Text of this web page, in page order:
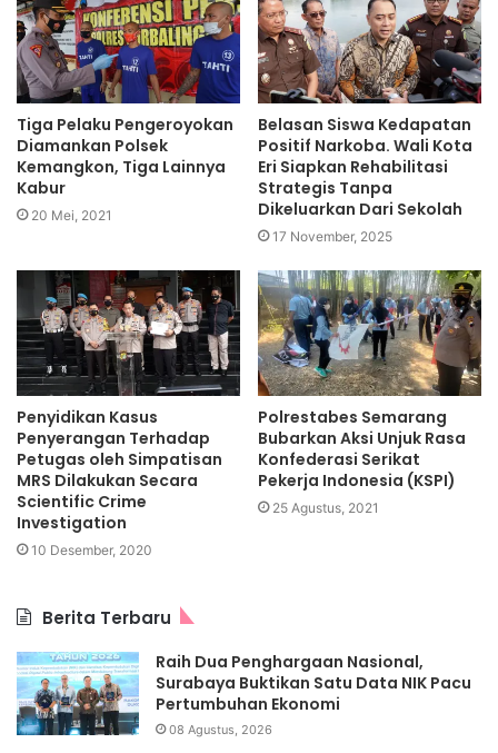
Tiga Pelaku Pengeroyokan
Diamankan Polsek
Kemangkon, Tiga Lainnya
Kabur
20 Mei, 2021
Belasan Siswa Kedapatan
Positif Narkoba. Wali Kota
Eri Siapkan Rehabilitasi
Strategis Tanpa
Dikeluarkan Dari Sekolah
17 November, 2025
Penyidikan Kasus
Penyerangan Terhadap
Petugas oleh Simpatisan
MRS Dilakukan Secara
Scientific Crime
Investigation
10 Desember, 2020
Polrestabes Semarang
Bubarkan Aksi Unjuk Rasa
Konfederasi Serikat
Pekerja Indonesia (KSPI)
25 Agustus, 2021
Berita Terbaru
Raih Dua Penghargaan Nasional,
Surabaya Buktikan Satu Data NIK Pacu
Pertumbuhan Ekonomi
08 Agustus, 2026